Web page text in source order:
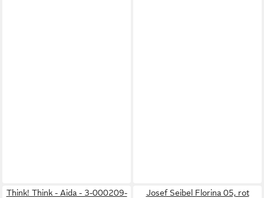
Think! Think - Aida - 3-000209-
Josef Seibel Florina 05, rot